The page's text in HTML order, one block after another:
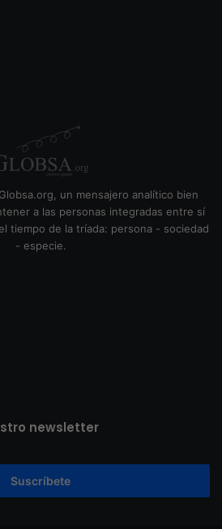
un mensajero analítico bien
a las personas integradas entre sí
tiempo de la tríada: persona - sociedad
- especie.
newsletter
Suscríbete